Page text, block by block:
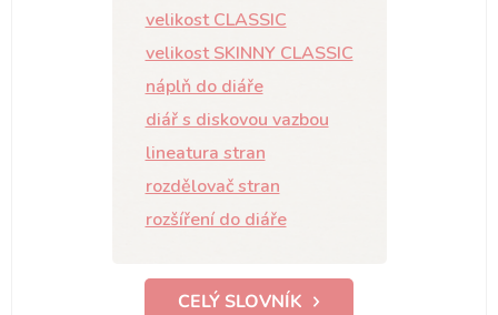
velikost CLASSIC
velikost SKINNY CLASSIC
náplň do diáře
diář s diskovou vazbou
lineatura stran
rozdělovač stran
rozšíření do diáře
CELÝ SLOVNÍK